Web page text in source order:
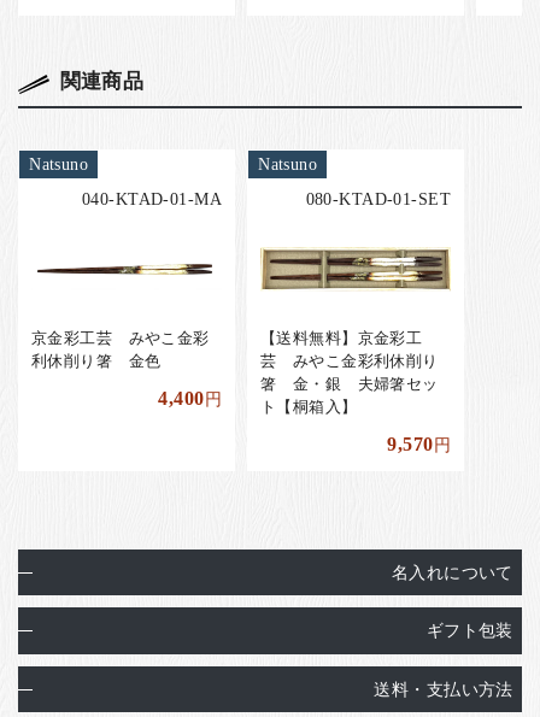
関連商品
Natsuno
040-KTAD-01-MA
京金彩工芸 みやこ金彩
利休削り箸 金色
4,400円
Natsuno
080-KTAD-01-SET
【送料無料】京金彩工
芸 みやこ金彩利休削り
箸 金・銀 夫婦箸セッ
ト【桐箱入】
9,570円
名入れについて
ギフト包装
送料・支払い方法